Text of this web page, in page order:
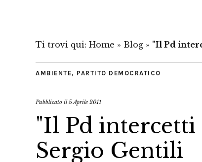
Ti trovi qui: Home » Blog » "Il Pd
AMBIENTE, PARTITO DEMOCRATICO
Pubblicato il5 Aprile 2011
"Il Pd intercetti
Sergio Gentili